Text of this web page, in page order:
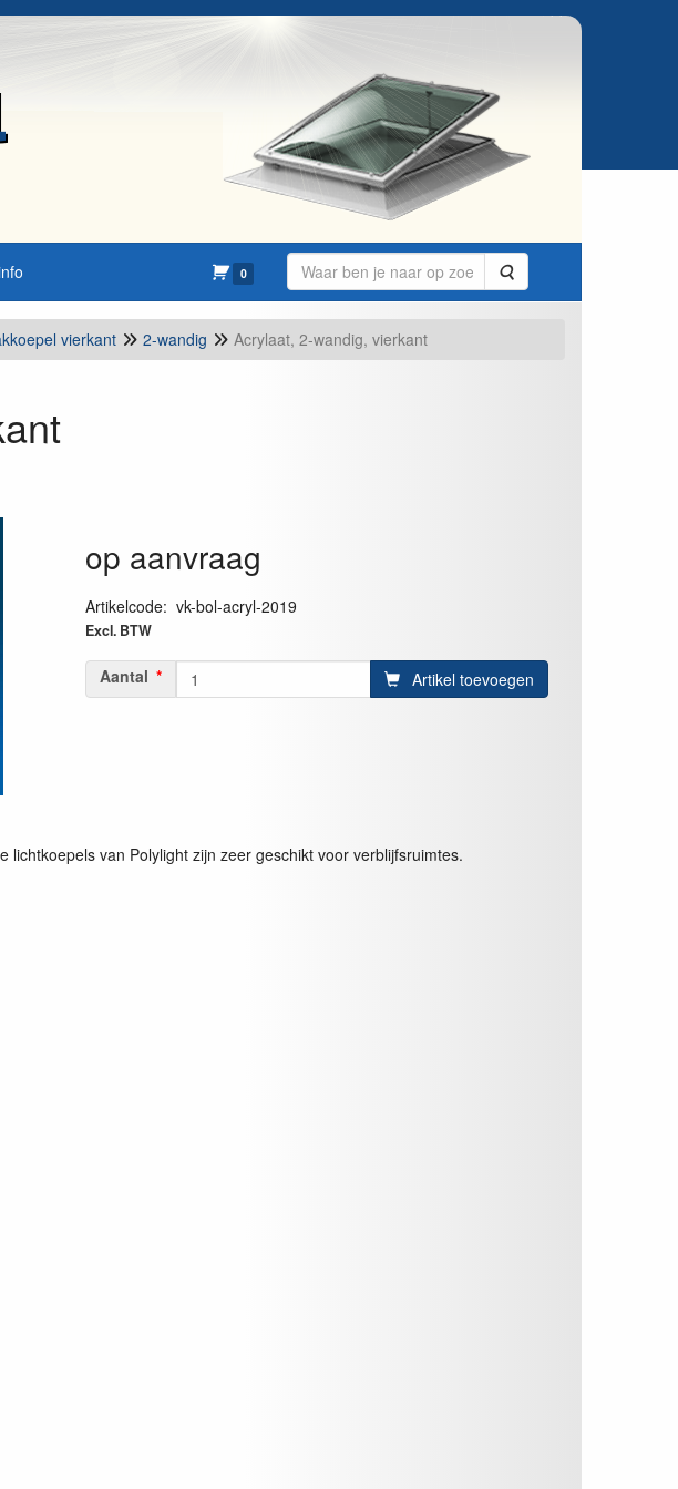
0 Zoeken
vierkant 2-wandig Acrylaat, 2-wandig, vierkant
op aanvraag
Artikelcode: vk-bol-acryl-2019
Excl. BTW
Aantal Artikel toevoegen
van Polylight zijn zeer geschikt voor verblijfsruimtes.